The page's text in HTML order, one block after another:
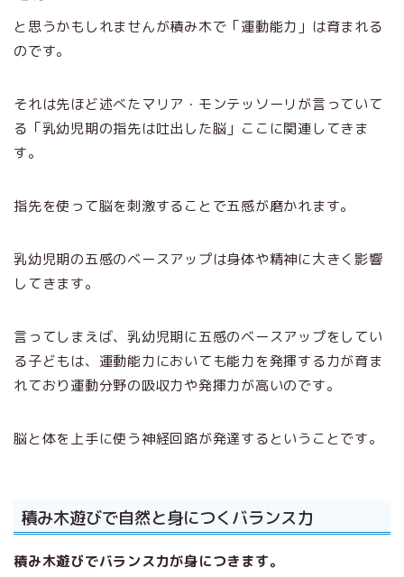
と思うかもしれませんが積み木で「運動能力」は育まれる
のです。
それは先ほど述べたマリア・モンテッソーリが言っていて
る「乳幼児期の指先は吐出した脳」ここに関連してきま
す。
指先を使って脳を刺激することで五感が磨かれます。
乳幼児期の五感のベースアップは身体や精神に大きく影響
してきます。
言ってしまえば、乳幼児期に五感のベースアップをしてい
る子どもは、運動能力においても能力を発揮する力が育ま
れており運動分野の吸収力や発揮力が高いのです。
脳と体を上手に使う神経回路が発達するということです。
積み木遊びで自然と身につくバランス力
積み木遊びでバランス力が身につきます。